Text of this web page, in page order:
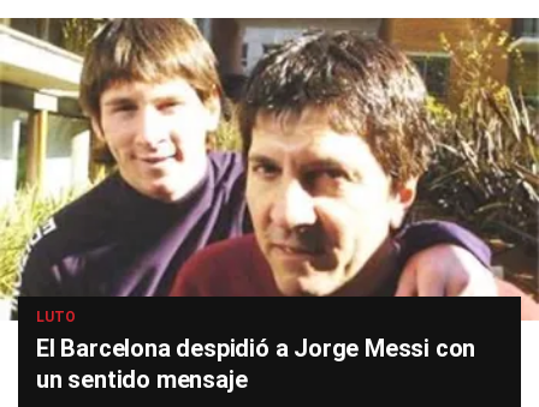
LUTO
El Barcelona despidió a Jorge Messi con
un sentido mensaje